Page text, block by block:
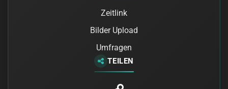
Zeitlink
Bilder Upload
Umfragen
TEILEN